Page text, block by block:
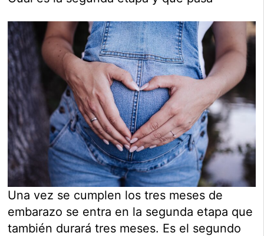
Una vez se cumplen los tres meses de
embarazo se entra en la segunda etapa que
también durará tres meses. Es el segundo